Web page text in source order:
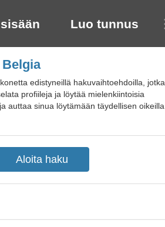
Luo tunnus
edistyneillä hakuvaihtoehdoilla, jotka
profiileja ja löytää mielenkiintoisia
auttaa sinua löytämään täydellisen oikeilla